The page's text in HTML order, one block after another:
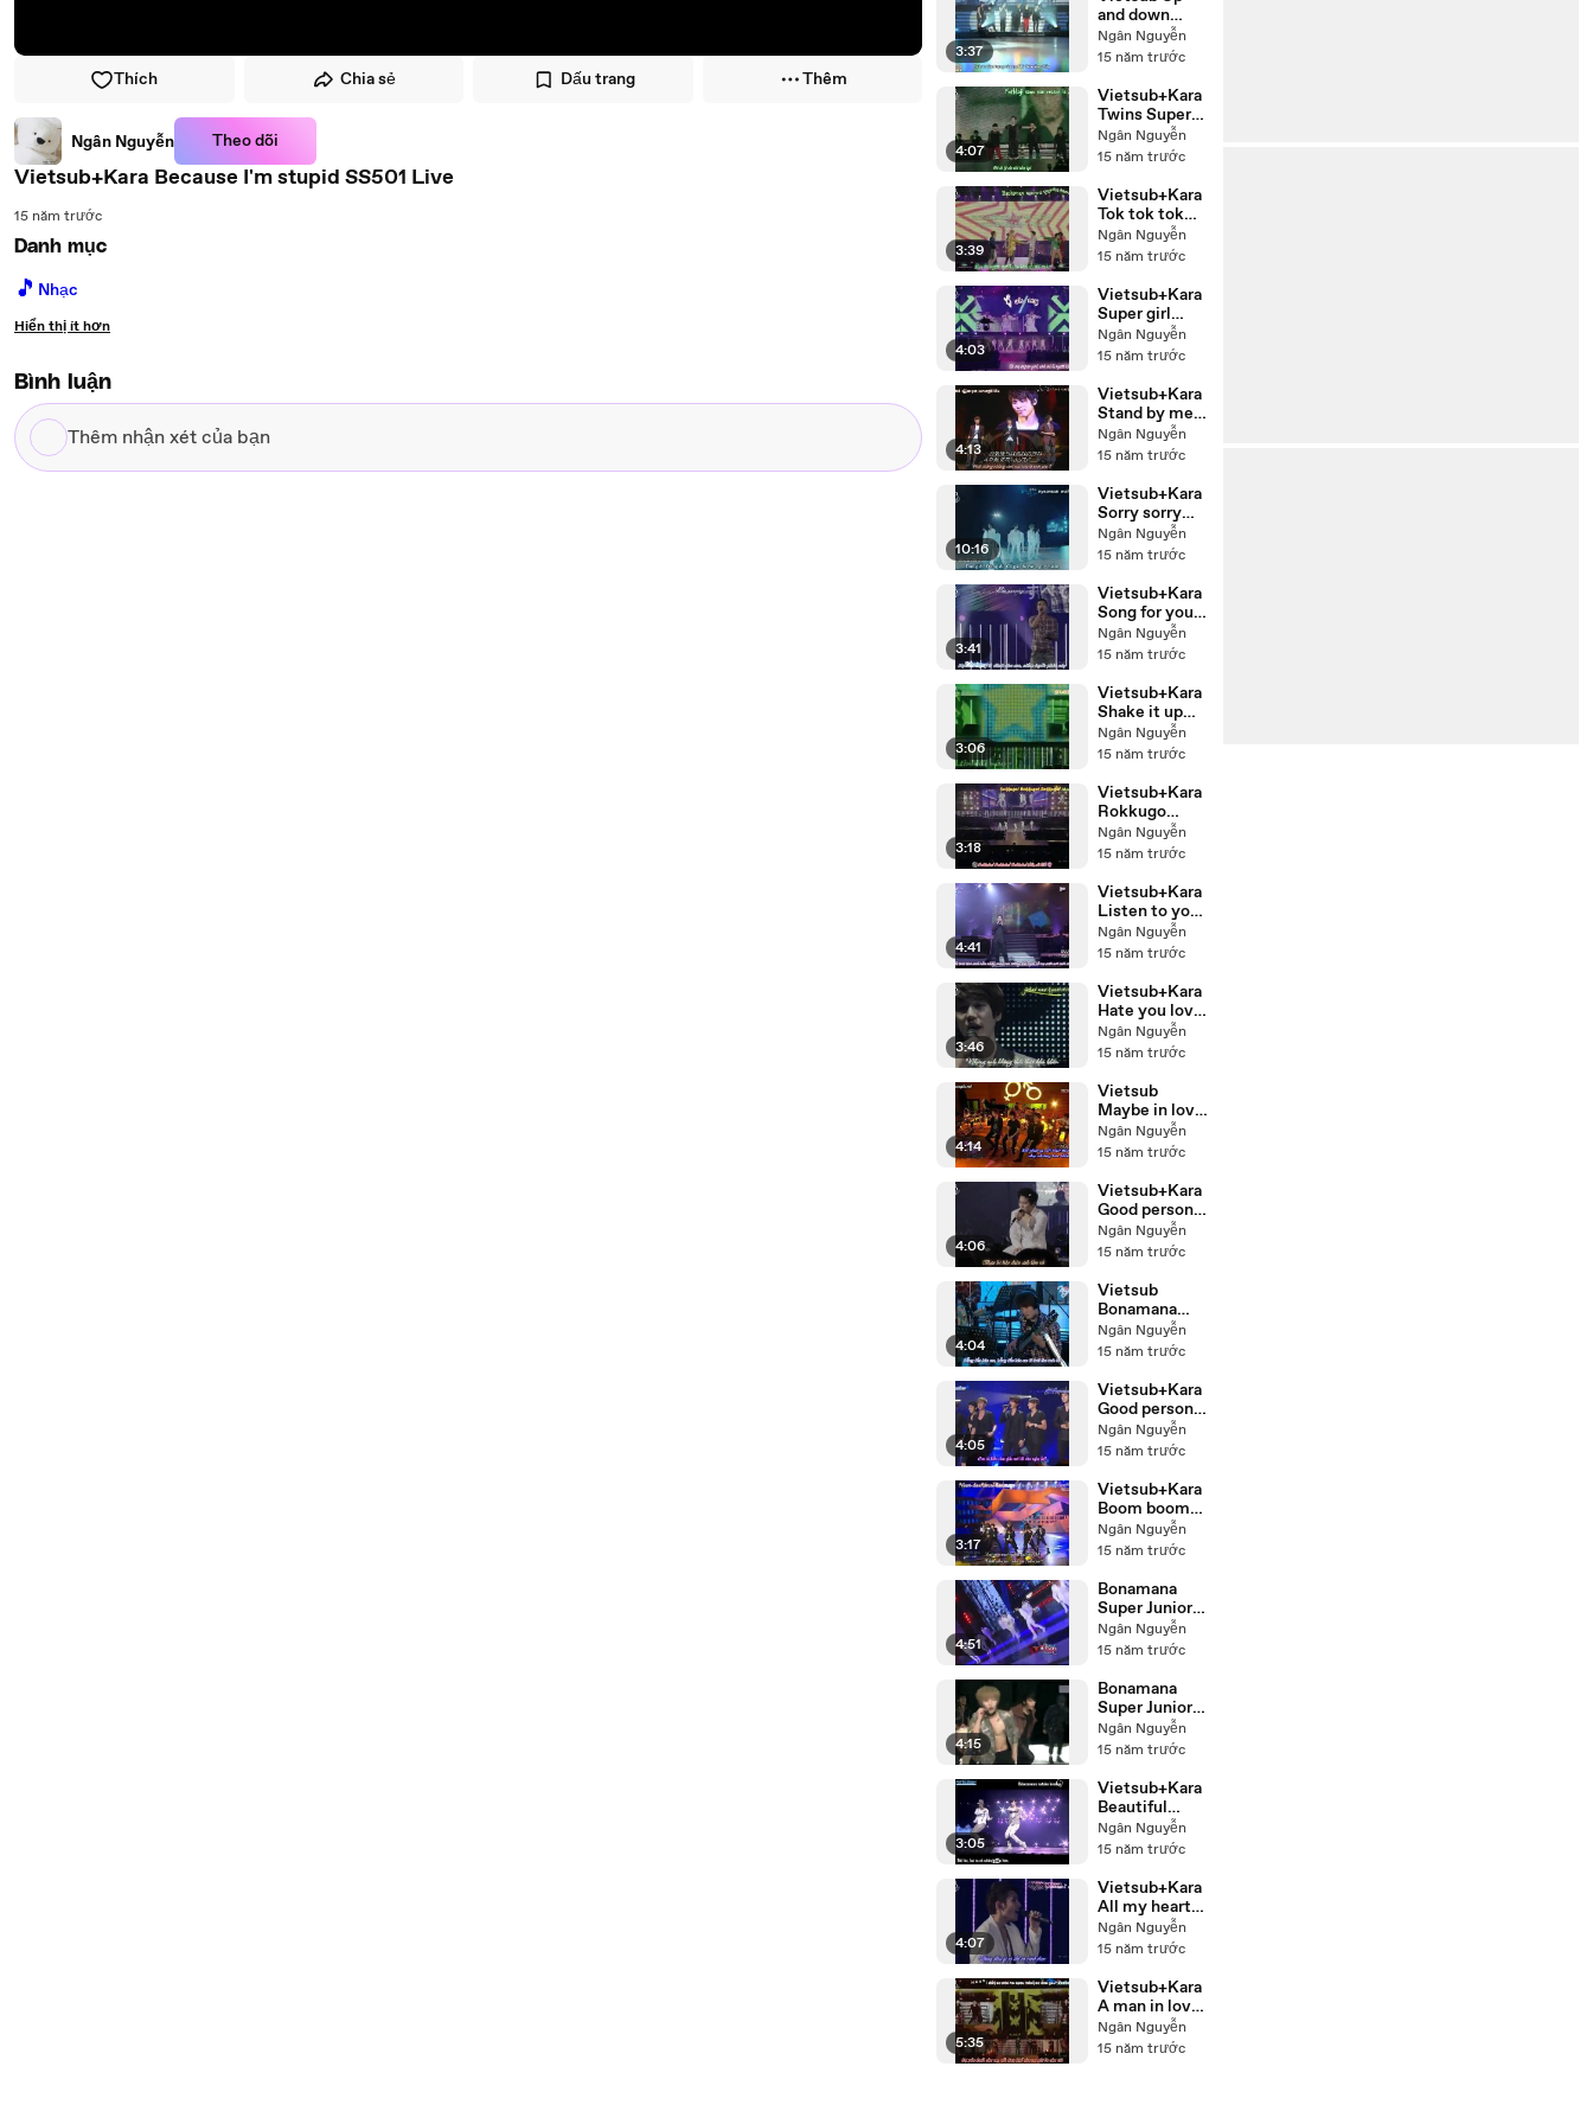
Thích Chia sẻ Dấu trang Thêm
Ngân Nguyễn Theo dõi
Vietsub+Kara Because I'm stupid SS501 Live
15 năm trước
Danh mục
🎵 Nhạc
Hiển thị ít hơn
Bình luận
Thêm
nhận
3:37
and down
Shinee Live
Ngân Nguyễn
15 năm trước
4:07
Vietsub+Kara
Twins Super
Junior Live
Ngân Nguyễn
15 năm trước
3:39
Vietsub+Kara
Tok tok tok
Super Junior
Live
Ngân Nguyễn
15 năm trước
4:03
Vietsub+Kara
Super girl
Super Junior
Live
Ngân Nguyễn
15 năm trước
4:13
Vietsub+Kara
Stand by me
Shinee Live
Ngân Nguyễn
15 năm trước
10:16
Vietsub+Kara
Sorry sorry
Super Junior
Live
Ngân Nguyễn
15 năm trước
3:41
Vietsub+Kara
Song for you
Super Junior
Live
Ngân Nguyễn
15 năm trước
3:06
Vietsub+Kara
Shake it up
Super Junior
Live
Ngân Nguyễn
15 năm trước
3:18
Vietsub+Kara
Rokkugo
Super Junior
Live
Ngân Nguyễn
15 năm trước
4:41
Vietsub+Kara
Listen to you
Kyu Hyun
Live
Ngân Nguyễn
15 năm trước
3:46
Vietsub+Kara
Hate you love
you Super
Junior Live
Ngân Nguyễn
15 năm trước
4:14
Vietsub
Maybe in love
Super Junior
Live
Ngân Nguyễn
15 năm trước
4:06
Vietsub+Kara
Good person
Super Junior
Live 02
Ngân Nguyễn
15 năm trước
4:04
Vietsub
Bonamana
Super Junior
Live
Ngân Nguyễn
15 năm trước
4:05
Vietsub+Kara
Good person
Super Junior
Live 01
Ngân Nguyễn
15 năm trước
3:17
Vietsub+Kara
Boom boom
Super Junior
Live
Ngân Nguyễn
15 năm trước
4:51
Bonamana
Super Junior
Live special
Ngân Nguyễn
15 năm trước
4:15
Bonamana
Super Junior
Live
Ngân Nguyễn
15 năm trước
3:05
Vietsub+Kara
Beautiful
Dong Hae
Live
Ngân Nguyễn
15 năm trước
4:07
Vietsub+Kara
All my heart
Super Junior
Live
Ngân Nguyễn
15 năm trước
5:35
Vietsub+Kara
A man in love
Super Junior
Live
Ngân Nguyễn
15 năm trước